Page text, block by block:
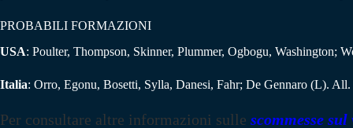
PROBABILI FORMAZIONI
USA: Poulter, Thompson, Skinner, Plummer, Ogbogu, Washington;
Italia: Orro, Egonu, Bosetti, Sylla, Danesi, Fahr; De Gennaro (L). All.
Per consultare altre informazioni sulle scommesse